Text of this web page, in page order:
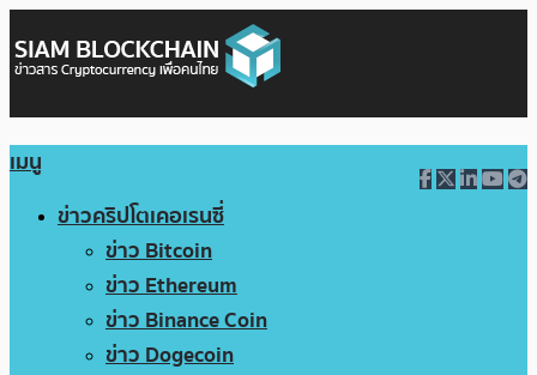
เมนู
ข่าวคริปโตเคอเรนซี่
ข่าว Bitcoin
ข่าว Ethereum
ข่าว Binance Coin
ข่าว Dogecoin